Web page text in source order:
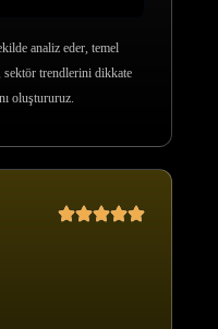
analiz eder, temel
trendlerini dikkate
oluştururuz.